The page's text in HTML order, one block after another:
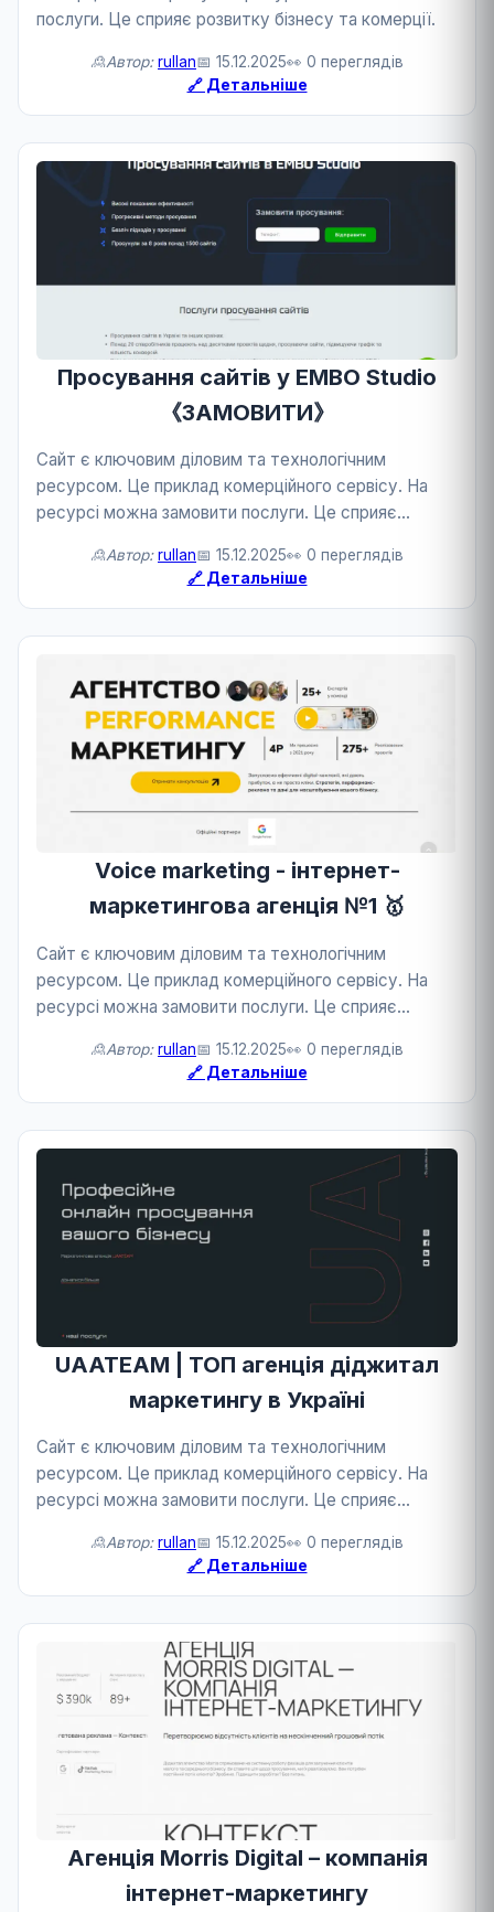
послуги. Це сприяє розвитку бізнесу та комерції.
🙎Автор: rullan📅 15.12.2025👀 0 переглядів
🔗 Детальніше
Просування сайтів у EMBO Studio
《ЗАМОВИТИ》
Сайт є ключовим діловим та технологічним
ресурсом. Це приклад комерційного сервісу. На
ресурсі можна замовити послуги. Це сприяє
🙎Автор: rullan📅 15.12.2025👀 0 переглядів
🔗 Детальніше
Voice marketing - інтернет-
маркетингова агенція №1 🥇
Сайт є ключовим діловим та технологічним
ресурсом. Це приклад комерційного сервісу. На
ресурсі можна замовити послуги. Це сприяє
🙎Автор: rullan📅 15.12.2025👀 0 переглядів
🔗 Детальніше
UAATEAM | ТОП агенція діджитал
маркетингу в Україні
Сайт є ключовим діловим та технологічним
ресурсом. Це приклад комерційного сервісу. На
ресурсі можна замовити послуги. Це сприяє
🙎Автор: rullan📅 15.12.2025👀 0 переглядів
🔗 Детальніше
Агенція Morris Digital – компанія
інтернет-маркетингу